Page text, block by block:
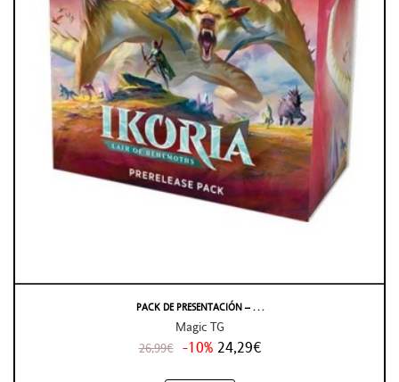
PACK DE PRESENTACIÓN – . . .
Magic TG
26,99€ -10% 24,29€